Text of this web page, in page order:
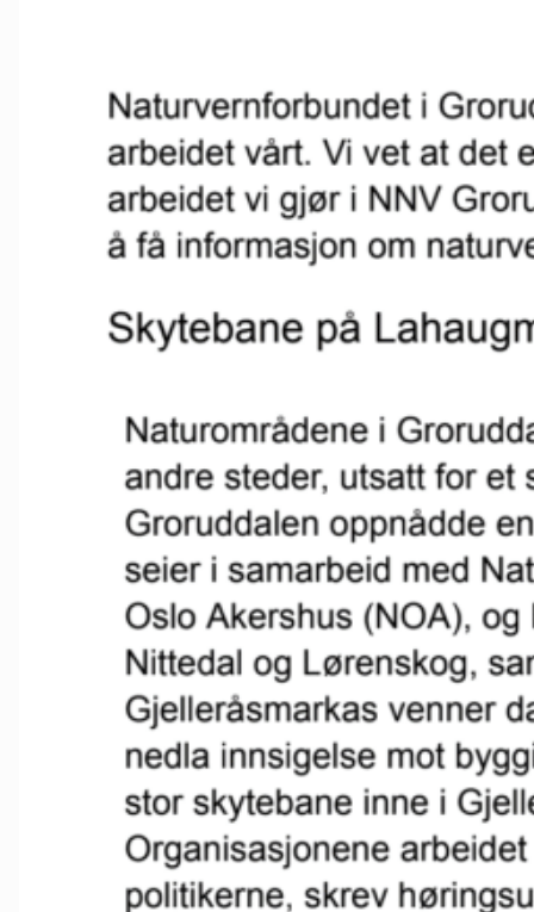
Nesodden
Nittedal
Oslo Nord
Oslo Øst
Oslo Sør
Oslo Vest
Vestby-Frogn